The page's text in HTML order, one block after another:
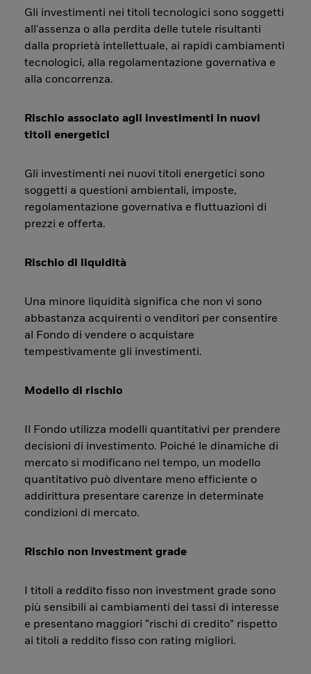
Gli investimenti nei titoli tecnologici sono soggetti
all'assenza o alla perdita delle tutele risultanti
dalla proprietà intellettuale, ai rapidi cambiamenti
tecnologici, alla regolamentazione governativa e
alla concorrenza.
Rischio associato agli investimenti in nuovi
titoli energetici
Gli investimenti nei nuovi titoli energetici sono
soggetti a questioni ambientali, imposte,
regolamentazione governativa e fluttuazioni di
prezzi e offerta.
Rischio di liquidità
Una minore liquidità significa che non vi sono
abbastanza acquirenti o venditori per consentire
al Fondo di vendere o acquistare
tempestivamente gli investimenti.
Modello di rischio
Il Fondo utilizza modelli quantitativi per prendere
decisioni di investimento. Poiché le dinamiche di
mercato si modificano nel tempo, un modello
quantitativo può diventare meno efficiente o
addirittura presentare carenze in determinate
condizioni di mercato.
Rischio non investment grade
I titoli a reddito fisso non investment grade sono
più sensibili ai cambiamenti dei tassi di interesse
e presentano maggiori “rischi di credito” rispetto
ai titoli a reddito fisso con rating migliori.